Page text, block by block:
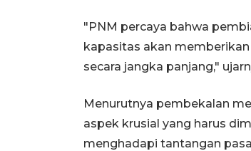
"PNM percaya bahwa
kapasitas akan
secara jangka panjang,"
Menurutnya pembekalan
aspek krusial yang harus
menghadapi tantangan